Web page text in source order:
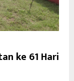
ke 61 Hari